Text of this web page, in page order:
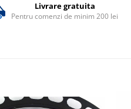
Livrare gratuita
Pentru comenzi de minim 200 lei